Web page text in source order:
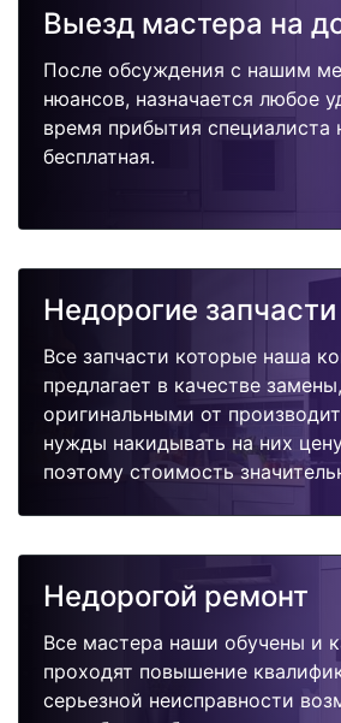
Выезд мастера на
После обсуждения с нашим
нюансов, назначается любое
время прибытия специалиста
бесплатная.
Недорогие запчасти
Все запчасти которые наша
предлагает в качестве
оригинальными от
нужды накидывать на них
поэтому стоимость
Недорогой ремонт
Все мастера наши обучены и
проходят повышение
серьезной неисправности